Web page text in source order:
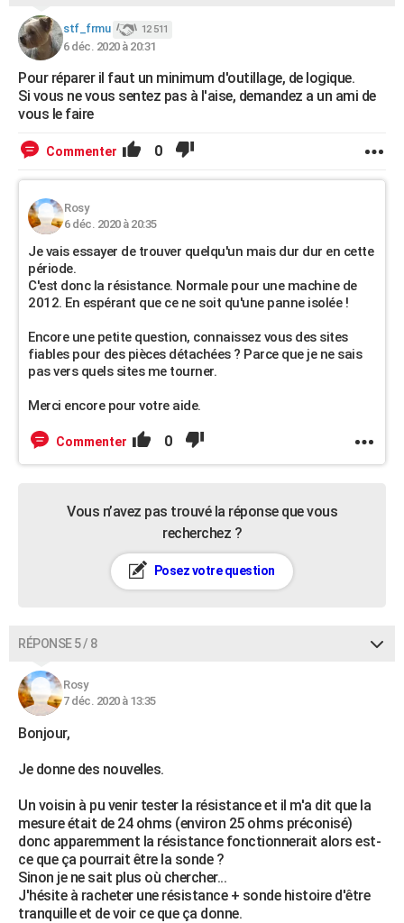
stf_frmu 12 511
6 déc. 2020 à 20:31
Pour réparer il faut un minimum d'outillage, de logique.
Si vous ne vous sentez pas à l'aise, demandez a un ami de
vous le faire
Commenter 0
Rosy
6 déc. 2020 à 20:35
Je vais essayer de trouver quelqu'un mais dur dur en cette
période.
C'est donc la résistance. Normale pour une machine de
2012. En espérant que ce ne soit qu'une panne isolée !
Encore une petite question, connaissez vous des sites
fiables pour des pièces détachées ? Parce que je ne sais
pas vers quels sites me tourner.
Merci encore pour votre aide.
Commenter 0
Vous n’avez pas trouvé la réponse que vous
recherchez ?
Posez votre question
RÉPONSE 5 / 8
Rosy
7 déc. 2020 à 13:35
Bonjour,
Je donne des nouvelles.
Un voisin à pu venir tester la résistance et il m'a dit que la
mesure était de 24 ohms (environ 25 ohms préconisé)
donc apparemment la résistance fonctionnerait alors est-
ce que ça pourrait être la sonde ?
Sinon je ne sait plus où chercher...
J'hésite à racheter une résistance + sonde histoire d'être
tranquille et de voir ce que ça donne.